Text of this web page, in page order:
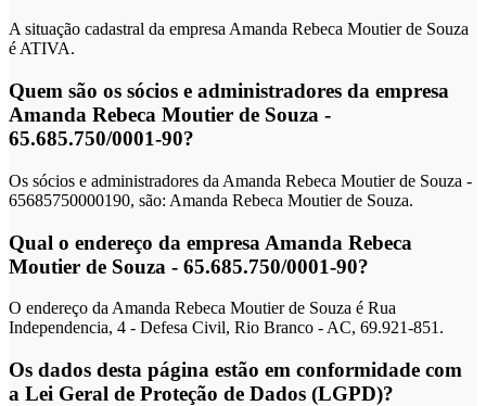
A situação cadastral da empresa Amanda Rebeca Moutier de Souza
é ATIVA.
Quem são os sócios e administradores da empresa
Amanda Rebeca Moutier de Souza -
65.685.750/0001-90?
Os sócios e administradores da Amanda Rebeca Moutier de Souza -
65685750000190, são: Amanda Rebeca Moutier de Souza.
Qual o endereço da empresa Amanda Rebeca
Moutier de Souza - 65.685.750/0001-90?
O endereço da Amanda Rebeca Moutier de Souza é Rua
Independencia, 4 - Defesa Civil, Rio Branco - AC, 69.921-851.
Os dados desta página estão em conformidade com
a Lei Geral de Proteção de Dados (LGPD)?